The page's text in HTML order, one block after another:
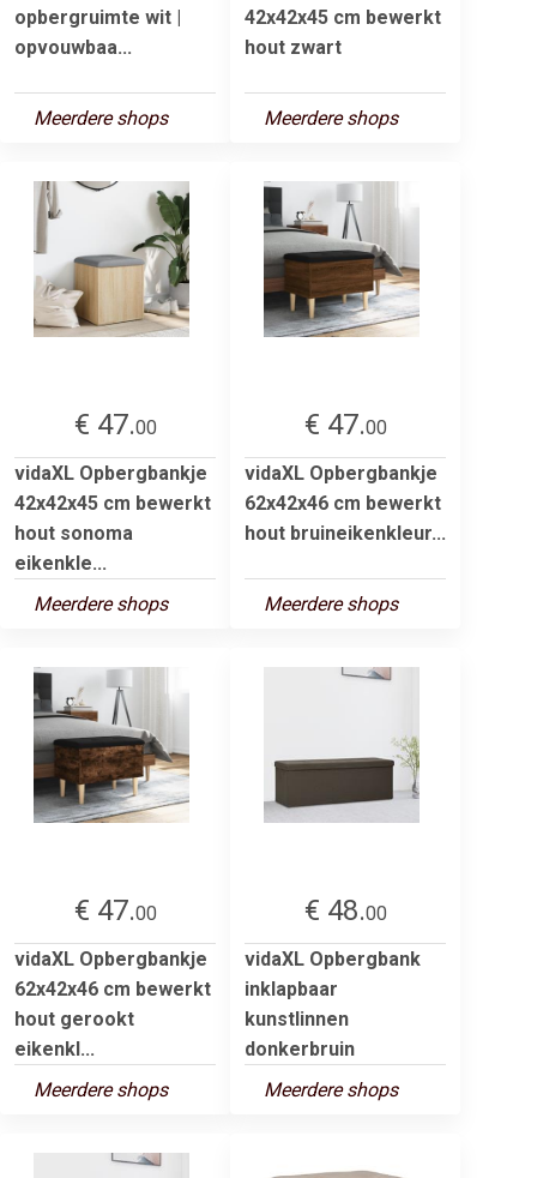
opbergruimte wit |
opvouwbaa...
Meerdere shops
42x42x45 cm bewerkt
hout zwart
Meerdere shops
€ 47.00
vidaXL Opbergbankje
42x42x45 cm bewerkt
hout sonoma
eikenkle...
Meerdere shops
€ 47.00
vidaXL Opbergbankje
62x42x46 cm bewerkt
hout bruineikenkleur...
Meerdere shops
€ 47.00
vidaXL Opbergbankje
62x42x46 cm bewerkt
hout gerookt
eikenkl...
Meerdere shops
€ 48.00
vidaXL Opbergbank
inklapbaar
kunstlinnen
donkerbruin
Meerdere shops